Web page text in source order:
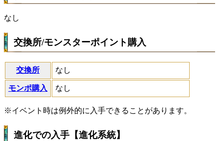
なし
交換所/モンスターポイント購入
交換所 なし
モンポ購入 なし
※イベント時は例外的に入手できることがあります。
進化での入手【進化系統】